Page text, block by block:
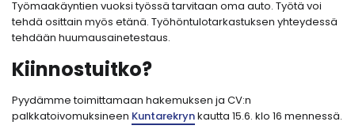
Työmaakäyntien vuoksi työssä tarvitaan oma auto. Työtä voi
tehdä osittain myös etänä. Työhöntulotarkastuksen yhteydessä
tehdään huumausainetestaus.
Kiinnostuitko?
Pyydämme toimittamaan hakemuksen ja CV:n
palkkatoivomuksineen Kuntarekrynkautta 15.6. klo 16 mennessä.